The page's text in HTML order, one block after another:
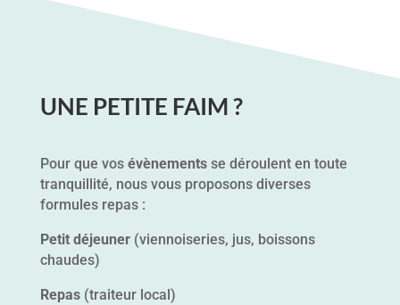
UNE PETITE FAIM ?
Pour que vos évènementsse déroulent en toute
tranquillité, nous vous proposons diverses
formules repas :
Petit déjeuner(viennoiseries, jus, boissons
chaudes)
Repas(traiteur local)